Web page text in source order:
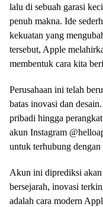
lalu di sebuah garasi
penuh makna. Ide
kekuatan yang
tersebut, Apple
membentuk cara kita
Perusahaan ini telah
batas inovasi dan
pribadi hingga
akun Instagram
untuk terhubung dengan
Akun ini diprediksi
bersejarah, inovasi
adalah cara modern